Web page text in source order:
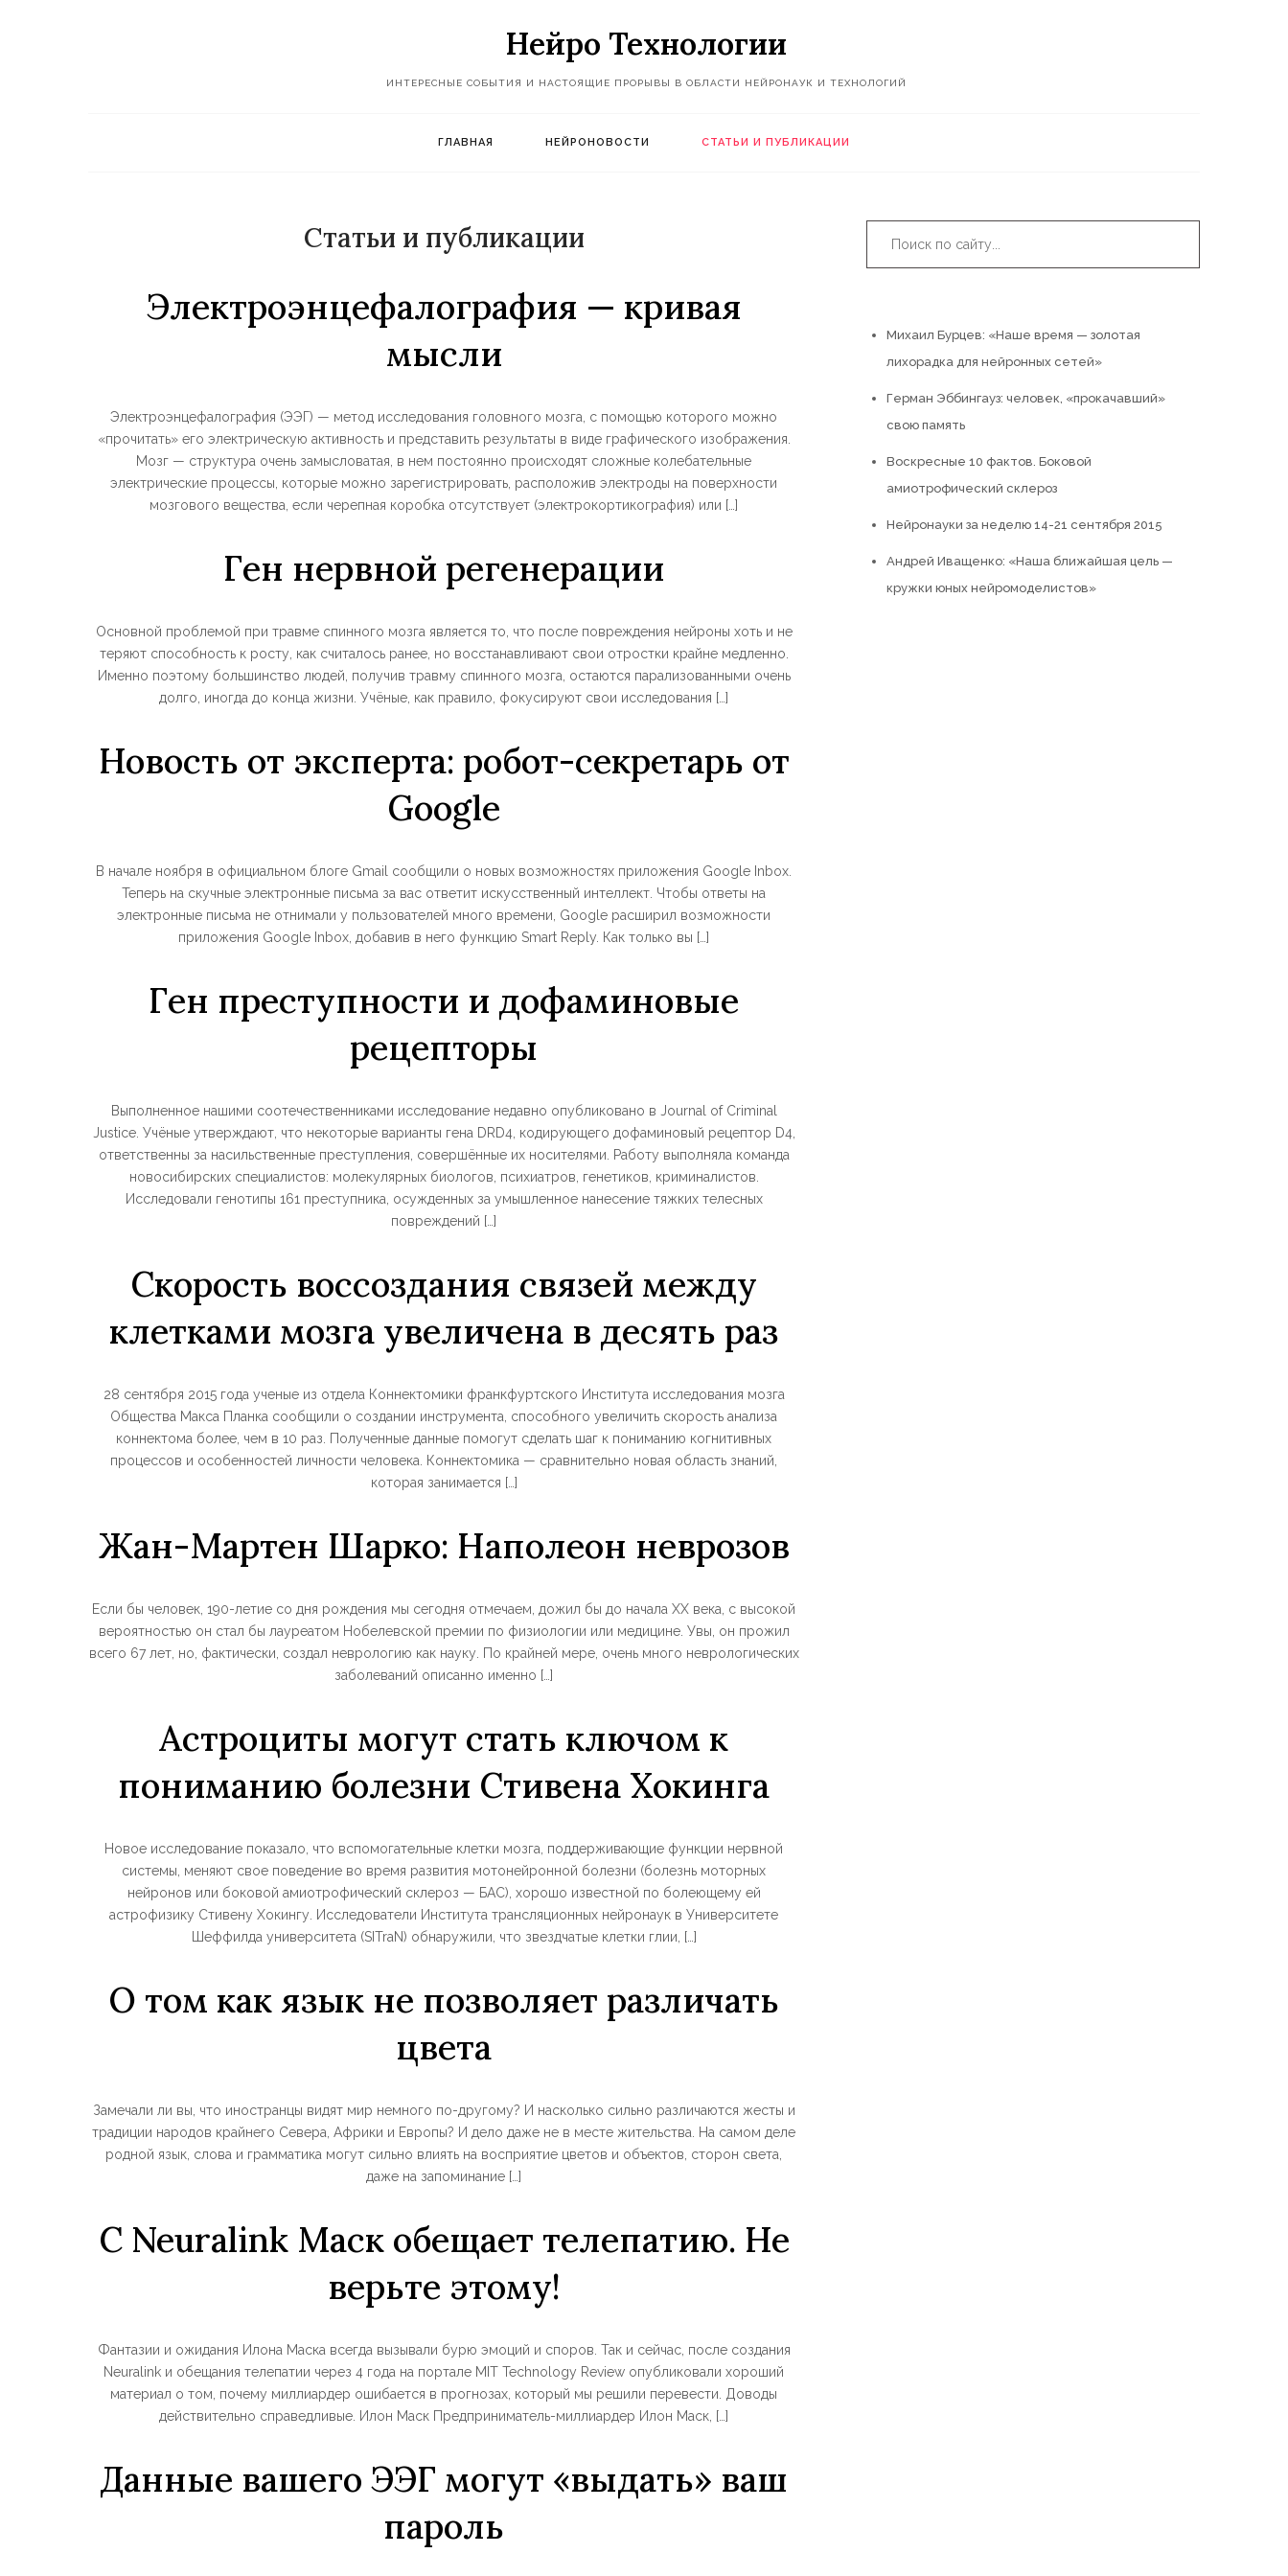
Нейро Технологии
ИНТЕРЕСНЫЕ СОБЫТИЯ И НАСТОЯЩИЕ ПРОРЫВЫ В ОБЛАСТИ НЕЙРОНАУК И ТЕХНОЛОГИЙ
ГЛАВНАЯ НЕЙРОНОВОСТИ СТАТЬИ И ПУБЛИКАЦИИ
Статьи и публикации
Электроэнцефалография — кривая
мысли
Электроэнцефалография (ЭЭГ) — метод исследования головного мозга, с помощью которого можно
«прочитать» его электрическую активность и представить результаты в виде графического изображения.
Мозг — структура очень замысловатая, в нем постоянно происходят сложные колебательные
электрические процессы, которые можно зарегистрировать, расположив электроды на поверхности
мозгового вещества, если черепная коробка отсутствует (электрокортикография) или […]
Ген нервной регенерации
Основной проблемой при травме спинного мозга является то, что после повреждения нейроны хоть и не
теряют способность к росту, как считалось ранее, но восстанавливают свои отростки крайне медленно.
Именно поэтому большинство людей, получив травму спинного мозга, остаются парализованными очень
долго, иногда до конца жизни. Учёные, как правило, фокусируют свои исследования […]
Новость от эксперта: робот-секретарь от
Google
В начале ноября в официальном блоге Gmail сообщили о новых возможностях приложения Google Inbox.
Теперь на скучные электронные письма за вас ответит искусственный интеллект. Чтобы ответы на
электронные письма не отнимали у пользователей много времени, Google расширил возможности
приложения Google Inbox, добавив в него функцию Smart Reply. Как только вы […]
Ген преступности и дофаминовые
рецепторы
Выполненное нашими соотечественниками исследование недавно опубликовано в Journal of Criminal
Justice. Учёные утверждают, что некоторые варианты гена DRD4, кодирующего дофаминовый рецептор D4,
ответственны за насильственные преступления, совершённые их носителями. Работу выполняла команда
новосибирских специалистов: молекулярных биологов, психиатров, генетиков, криминалистов.
Исследовали генотипы 161 преступника, осужденных за умышленное нанесение тяжких телесных
повреждений […]
Скорость воссоздания связей между
клетками мозга увеличена в десять раз
28 сентября 2015 года ученые из отдела Коннектомики франкфуртского Института исследования мозга
Общества Макса Планка сообщили о создании инструмента, способного увеличить скорость анализа
коннектома более, чем в 10 раз. Полученные данные помогут сделать шаг к пониманию когнитивных
процессов и особенностей личности человека. Коннектомика — сравнительно новая область знаний,
которая занимается […]
Жан-Мартен Шарко: Наполеон неврозов
Если бы человек, 190-летие со дня рождения мы сегодня отмечаем, дожил бы до начала XX века, с высокой
вероятностью он стал бы лауреатом Нобелевской премии по физиологии или медицине. Увы, он прожил
всего 67 лет, но, фактически, создал неврологию как науку. По крайней мере, очень много неврологических
заболеваний описанно именно […]
Астроциты могут стать ключом к
пониманию болезни Стивена Хокинга
Новое исследование показало, что вспомогательные клетки мозга, поддерживающие функции нервной
системы, меняют свое поведение во время развития мотонейронной болезни (болезнь моторных
нейронов или боковой амиотрофический склероз — БАС), хорошо известной по болеющему ей
астрофизику Стивену Хокингу. Исследователи Института трансляционных нейронаук в Университете
Шеффилда университета (SITraN) обнаружили, что звездчатые клетки глии, […]
О том как язык не позволяет различать
цвета
Замечали ли вы, что иностранцы видят мир немного по-другому? И насколько сильно различаются жесты и
традиции народов крайнего Севера, Африки и Европы? И дело даже не в месте жительства. На самом деле
родной язык, слова и грамматика могут сильно влиять на восприятие цветов и объектов, сторон света,
даже на запоминание […]
С Neuralink Маск обещает телепатию. Не
верьте этому!
Фантазии и ожидания Илона Маска всегда вызывали бурю эмоций и споров. Так и сейчас, после создания
Neuralink и обещания телепатии через 4 года на портале MIT Technology Review опубликовали хороший
материал о том, почему миллиардер ошибается в прогнозах, который мы решили перевести. Доводы
действительно справедливые. Илон Маск Предприниматель-миллиардер Илон Маск, […]
Данные вашего ЭЭГ могут «выдать» ваш
пароль
Михаил Бурцев: «Наше время — золотая
лихорадка для нейронных сетей»
Герман Эббингауз: человек, «прокачавший»
свою память
Воскресные 10 фактов. Боковой
амиотрофический склероз
Нейронауки за неделю 14-21 сентября 2015
Андрей Иващенко: «Наша ближайшая цель —
кружки юных нейромоделистов»